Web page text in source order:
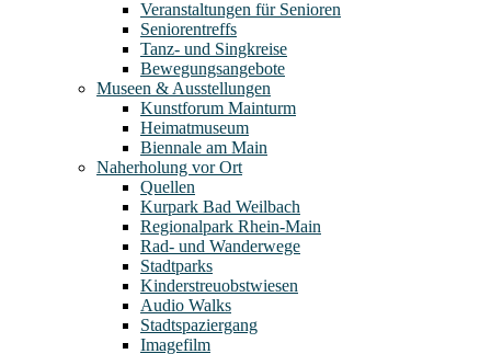
Veranstaltungen für Senioren
Seniorentreffs
Tanz- und Singkreise
Bewegungsangebote
Museen & Ausstellungen
Kunstforum Mainturm
Heimatmuseum
Biennale am Main
Naherholung vor Ort
Quellen
Kurpark Bad Weilbach
Regionalpark Rhein-Main
Rad- und Wanderwege
Stadtparks
Kinderstreuobstwiesen
Audio Walks
Stadtspaziergang
Imagefilm